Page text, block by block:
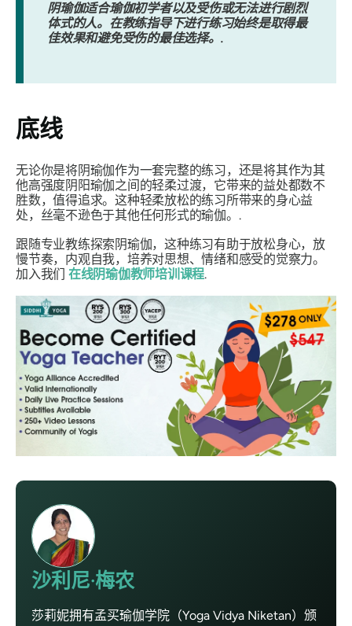
阴瑜伽适合瑜伽初学者以及受伤或无法进行剧烈
体式的人。在教练指导下进行练习始终是取得最
佳效果和避免受伤的最佳选择。.
底线
无论你是将阴瑜伽作为一套完整的练习，还是将其作为其
他高强度阴阳瑜伽之间的轻柔过渡，它带来的益处都数不
胜数，值得追求。这种轻柔放松的练习所带来的身心益
处，丝毫不逊色于其他任何形式的瑜伽。.
跟随专业教练探索阴瑜伽，这种练习有助于放松身心，放
慢节奏，内观自我，培养对思想、情绪和感受的觉察力。
加入我们 在线阴瑜伽教师培训课程.
沙利尼·梅农
莎莉妮拥有孟买瑜伽学院（Yoga Vidya Niketan）颁